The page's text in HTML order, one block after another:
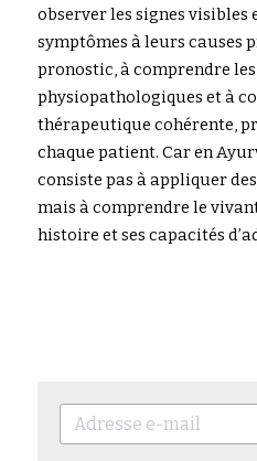
observer les signes visibles
symptômes à leurs causes
pronostic, à comprendre
physiopathologiques et à
thérapeutique cohérente,
chaque patient. Car en
consiste pas à appliquer
mais à comprendre le
histoire et ses capacités